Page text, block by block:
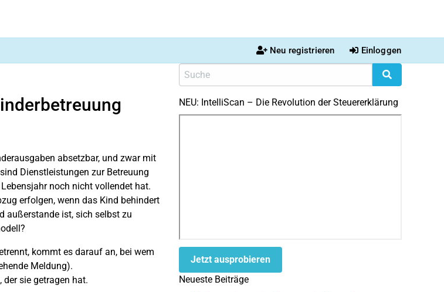
Neu registrieren Einloggen
absetzbar, und zwar mit
Dienstleistungen zur Betreuung
noch nicht vollendet hat.
erfolgen, wenn das Kind behindert
außerstande ist, sich selbst zu
kommt es darauf an, bei wem
Meldung).
, der sie getragen hat.
NEU: IntelliScan – Die Revolution der Steuererklärung
Jetzt ausprobieren
Neueste Beiträge